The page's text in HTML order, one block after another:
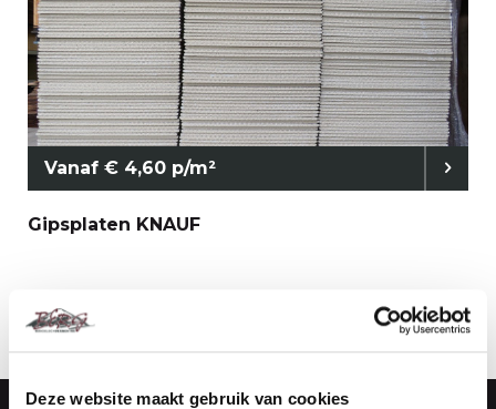
Deze website maakt gebruik van cookies
Vanaf € 4,60 p/m²
Gipsplaten KNAUF